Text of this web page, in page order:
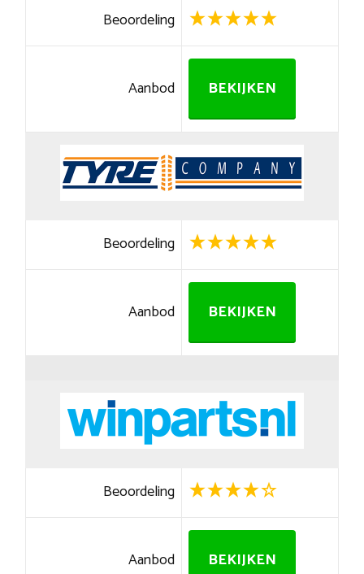
Beoordeling
Aanbod BEKIJKEN
Beoordeling
Aanbod BEKIJKEN
Beoordeling
Aanbod BEKIJKEN